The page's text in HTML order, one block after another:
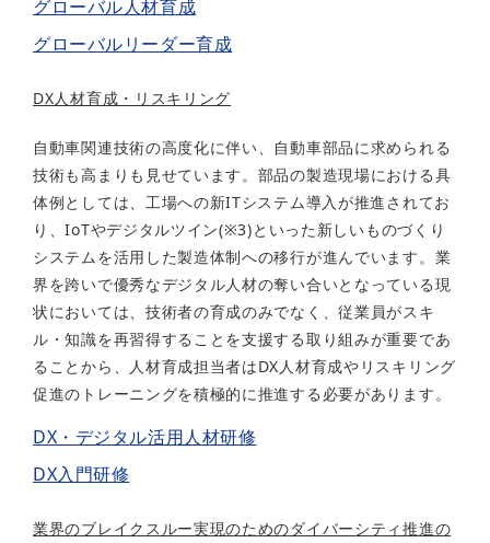
グローバル人材育成
グローバルリーダー育成
DX人材育成・リスキリング
自動車関連技術の高度化に伴い、自動車部品に求められる
技術も高まりも見せています。部品の製造現場における具
体例としては、工場への新ITシステム導入が推進されてお
り、IoTやデジタルツイン(※3)といった新しいものづくり
システムを活用した製造体制への移行が進んでいます。業
界を跨いで優秀なデジタル人材の奪い合いとなっている現
状においては、技術者の育成のみでなく、従業員がスキ
ル・知識を再習得することを支援する取り組みが重要であ
ることから、人材育成担当者はDX人材育成やリスキリング
促進のトレーニングを積極的に推進する必要があります。
DX・デジタル活用人材研修
DX入門研修
業界のブレイクスルー実現のためのダイバーシティ推進の